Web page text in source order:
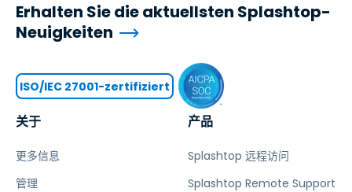
关于
更多信息
管理
产品
Splashtop 远程访问
Splashtop Remote Support
Erhalten Sie die aktuellsten Splashtop-
Neuigkeiten
ISO/IEC 27001-zertifiziert